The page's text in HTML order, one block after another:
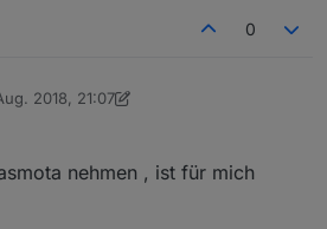
0
2018, 21:07
slemy
nehmen , ist für mich